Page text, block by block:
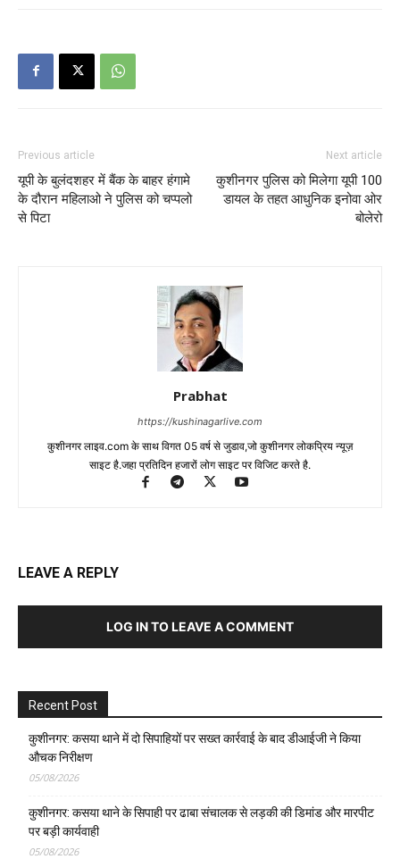
Previous article
यूपी के बुलंदशहर में बैंक के बाहर हंगामे
के दौरान महिलाओ ने पुलिस को चप्पलो
से पिटा
Next article
कुशीनगर पुलिस को मिलेगा यूपी 100
डायल के तहत आधुनिक इनोवा ओर
बोलेरो
Prabhat
https://kushinagarlive.com
कुशीनगर लाइव.com के साथ विगत 05 वर्ष से जुडाव,जो कुशीनगर लोकप्रिय न्यूज़
साइट है.जहा प्रतिदिन हजारों लोग साइट पर विजिट करते है.
LEAVE A REPLY
LOG IN TO LEAVE A COMMENT
Recent Post
कुशीनगर: कसया थाने में दो सिपाहियों पर सख्त कार्रवाई के बाद डीआईजी ने किया
औचक निरीक्षण
05/08/2026
कुशीनगर: कसया थाने के सिपाही पर ढाबा संचालक से लड़की की डिमांड और मारपीट
पर बड़ी कार्यवाही
05/08/2026